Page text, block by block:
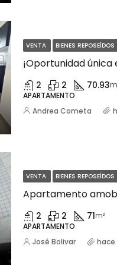
VENTA BIENES REPOSEÍDOS
2 2 70.93
APARTAMENTO
Andrea Cometa
VENTA BIENES REPOSEÍDOS
2 2 71m²
APARTAMENTO
José Bolivar hace